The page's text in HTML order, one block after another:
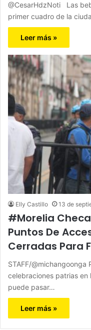
@CesarHdzNoti Las
primer cuadro de la
Leer más »
Elly Castillo 13 de
#Morelia
Puntos De
Cerradas Para
STAFF/
celebraciones patrias en
puede pasar…
Leer más »